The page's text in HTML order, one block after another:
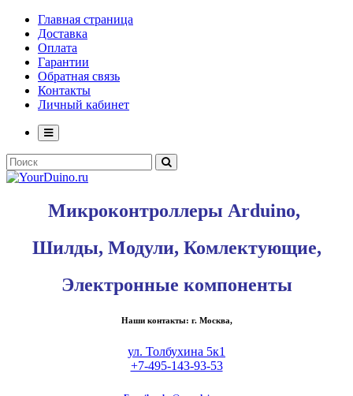
Главная страница
Доставка
Оплата
Гарантии
Обратная связь
Контакты
Личный кабинет
Микроконтроллеры Arduino,
Шилды, Модули, Комлектующие,
Электронные компоненты
Наши контакты: г. Москва,
ул. Толбухина 5к1
+7-495-143-93-53